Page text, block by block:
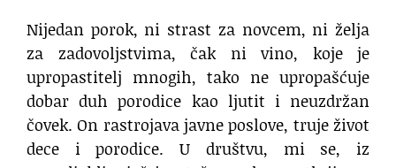
Nijedan porok, ni strast za novcem, ni želja
za zadovoljstvima, čak ni vino, koje je
upropastitelj mnogih, tako ne upropašćuje
dobar duh porodice kao ljutit i neuzdržan
čovek. On rastrojava javne poslove, truje život
dece i porodice. U društvu, mi se, iz